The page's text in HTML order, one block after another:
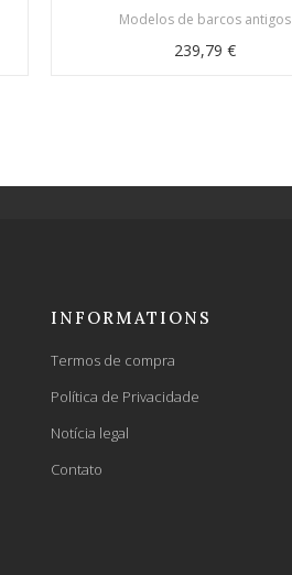
Modelos de barcos antigos
239,79 €
INFORMATIONS
Termos de compra
Política de Privacidade
Notícia legal
Contato